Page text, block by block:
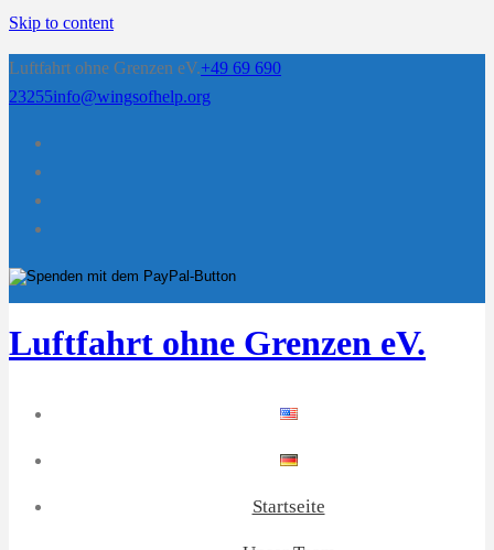
Skip to content
Luftfahrt ohne Grenzen eV.+49 69 690
23255info@wingsofhelp.org
Luftfahrt ohne Grenzen eV.
Startseite